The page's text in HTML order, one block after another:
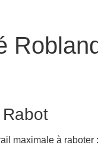
maximale à raboter